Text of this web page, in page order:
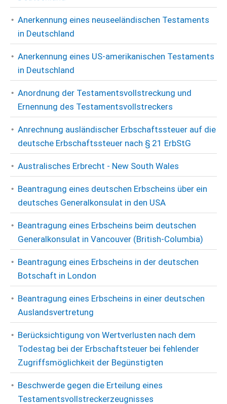
Anerkennung eines neuseeländischen Testaments
in Deutschland
Anerkennung eines US-amerikanischen Testaments
in Deutschland
Anordnung der Testamentsvollstreckung und
Ernennung des Testamentsvollstreckers
Anrechnung ausländischer Erbschaftssteuer auf die
deutsche Erbschaftssteuer nach § 21 ErbStG
Australisches Erbrecht - New South Wales
Beantragung eines deutschen Erbscheins über ein
deutsches Generalkonsulat in den USA
Beantragung eines Erbscheins beim deutschen
Generalkonsulat in Vancouver (British-Columbia)
Beantragung eines Erbscheins in der deutschen
Botschaft in London
Beantragung eines Erbscheins in einer deutschen
Auslandsvertretung
Berücksichtigung von Wertverlusten nach dem
Todestag bei der Erbschaftsteuer bei fehlender
Zugriffsmöglichkeit der Begünstigten
Beschwerde gegen die Erteilung eines
Testamentsvollstreckerzeugnisses